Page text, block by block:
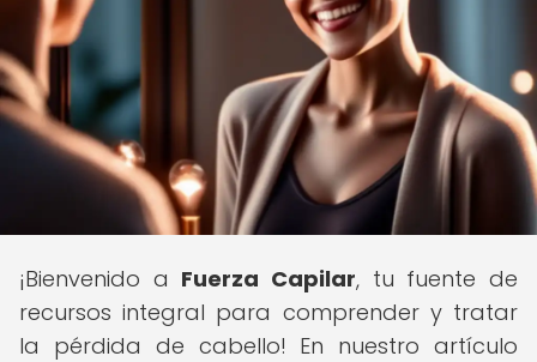
¡Bienvenido a Fuerza Capilar, tu fuente de
recursos integral para comprender y tratar
la pérdida de cabello! En nuestro artículo